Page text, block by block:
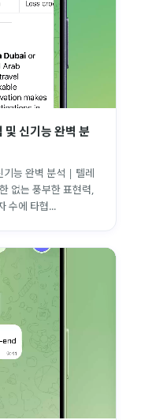
및 신기능 완벽 분
기능 완벽 분석 | 텔레
없는 풍부한 표현력,
수에 타협...